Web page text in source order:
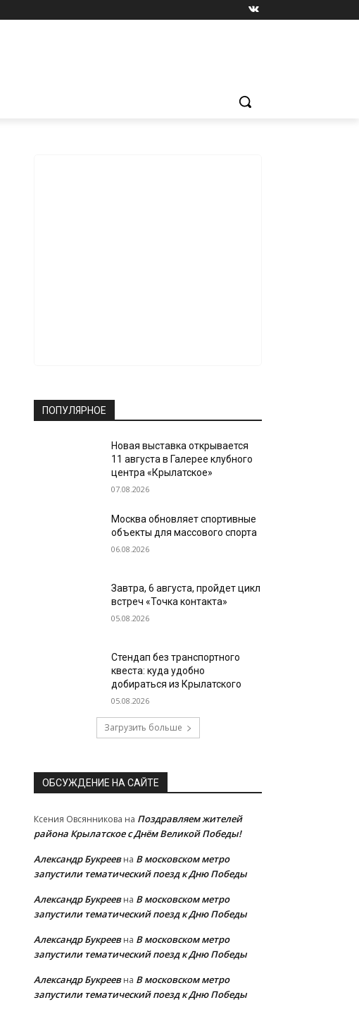
ПОПУЛЯРНОЕ
Новая выставка открывается
11 августа в Галерее клубного
центра «Крылатское»
07.08.2026
Москва обновляет спортивные
объекты для массового спорта
06.08.2026
Завтра, 6 августа, пройдет цикл
встреч «Точка контакта»
05.08.2026
Стендап без транспортного
квеста: куда удобно
добираться из Крылатского
05.08.2026
Загрузить больше
ОБСУЖДЕНИЕ НА САЙТЕ
Ксения Овсянникова на Поздравляем жителей
района Крылатское с Днём Великой Победы!
Александр Букреевна В московском метро
запустили тематический поезд к Дню Победы
Александр Букреевна В московском метро
запустили тематический поезд к Дню Победы
Александр Букреевна В московском метро
запустили тематический поезд к Дню Победы
Александр Букреевна В московском метро
запустили тематический поезд к Дню Победы